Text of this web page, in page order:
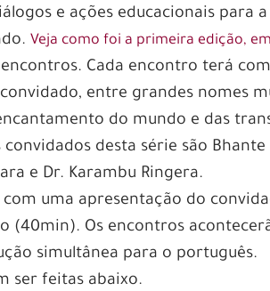
e ações educacionais para
Veja como foi a primeira edição,
Cada encontro terá
entre grandes nomes
do mundo e das
convidados desta série são
e Dr. Karambu Ringera.
uma apresentação do
(40min). Os encontros
simultânea para o português.
ser feitas abaixo.